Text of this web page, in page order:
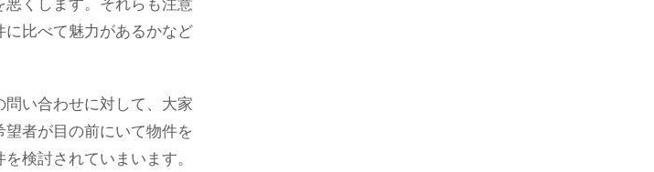
比べて魅力があるかなど
い合わせに対して、大家
者が目の前にいて物件を
検討されていまいます。